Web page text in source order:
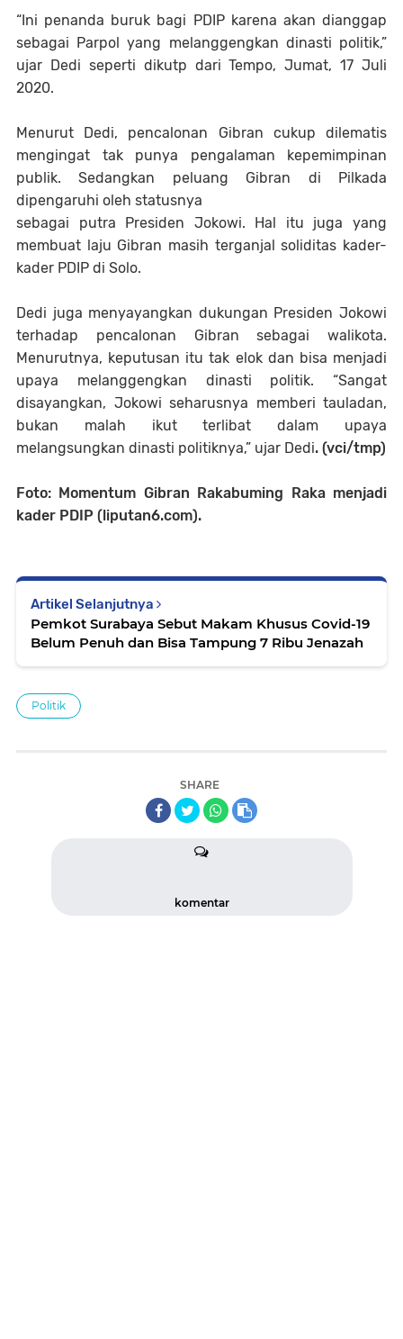
“Ini penanda buruk bagi PDIP karena akan dianggap
sebagai Parpol yang melanggengkan dinasti politik,”
ujar Dedi seperti dikutp dari Tempo, Jumat, 17 Juli
2020.
Menurut Dedi, pencalonan Gibran cukup dilematis
mengingat tak punya pengalaman kepemimpinan
publik. Sedangkan peluang Gibran di Pilkada
dipengaruhi oleh statusnya
sebagai putra Presiden Jokowi. Hal itu juga yang
membuat laju Gibran masih terganjal soliditas kader-
kader PDIP di Solo.
Dedi juga menyayangkan dukungan Presiden Jokowi
terhadap pencalonan Gibran sebagai walikota.
Menurutnya, keputusan itu tak elok dan bisa menjadi
upaya melanggengkan dinasti politik. “Sangat
disayangkan, Jokowi seharusnya memberi tauladan,
bukan malah ikut terlibat dalam upaya
melangsungkan dinasti politiknya,” ujar Dedi. (vci/tmp)
Foto: Momentum Gibran Rakabuming Raka menjadi
kader PDIP (liputan6.com).
Artikel Selanjutnya
Pemkot Surabaya Sebut Makam Khusus Covid-19
Belum Penuh dan Bisa Tampung 7 Ribu Jenazah
Politik
SHARE
komentar